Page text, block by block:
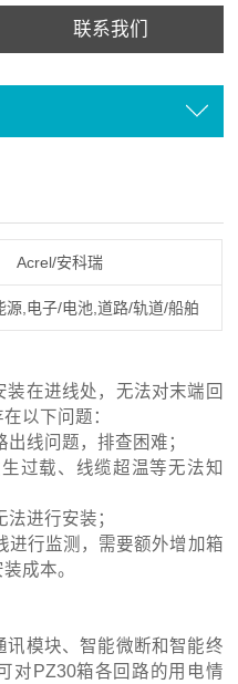
联系我们
Acrel/安科瑞
源,电子/电池,道路/轨道/船舶
在进线处，无法对末端回
以下问题：
线问题，排查困难；
过载、线缆超温等无法知
进行安装；
行监测，需要额外增加箱
成本。
模块、智能微断和智能终
对PZ30箱各回路的用电情